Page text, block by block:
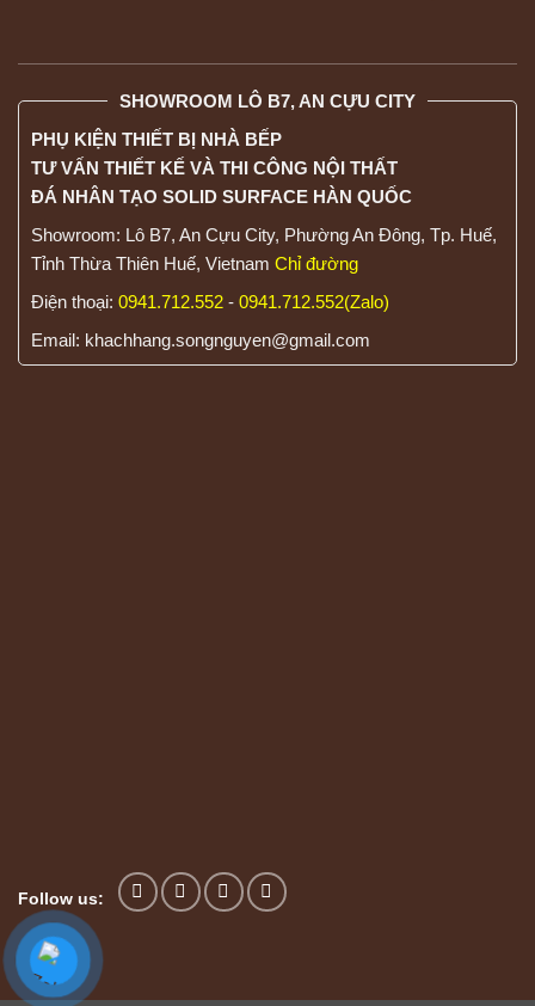
SHOWROOM LÔ B7, AN CỰU CITY
PHỤ KIỆN THIẾT BỊ NHÀ BẾP
TƯ VẤN THIẾT KẾ VÀ THI CÔNG NỘI THẤT
ĐÁ NHÂN TẠO SOLID SURFACE HÀN QUỐC
Showroom: Lô B7, An Cựu City, Phường An Đông, Tp. Huế,
Tỉnh Thừa Thiên Huế, Vietnam Chỉ đường
Điện thoại: 0941.712.552 - 0941.712.552(Zalo)
Email: khachhang.songnguyen@gmail.com
Follow us: